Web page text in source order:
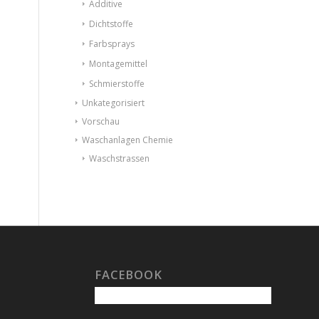
Additive
Dichtstoffe
Farbsprays
Montagemittel
Schmierstoffe
Unkategorisiert
Vorschau
Waschanlagen Chemie
Waschstrassen
FACEBOOK